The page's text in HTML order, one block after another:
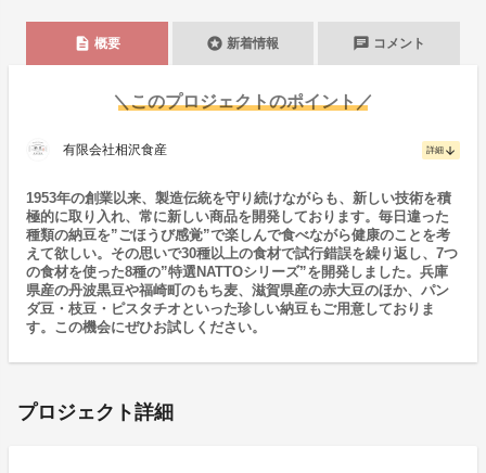
description 概要 stars 新着情報 chat コメント
＼このプロジェクトのポイント／
有限会社相沢食産 詳細 arrow_downward
1953年の創業以来、製造伝統を守り続けながらも、新しい技術を積
極的に取り入れ、常に新しい商品を開発しております。毎日違った
種類の納豆を”ごほうび感覚”で楽しんで食べながら健康のことを考
えて欲しい。その思いで30種以上の食材で試行錯誤を繰り返し、7つ
の食材を使った8種の”特選NATTOシリーズ”を開発しました。兵庫
県産の丹波黒豆や福崎町のもち麦、滋賀県産の赤大豆のほか、パン
ダ豆・枝豆・ピスタチオといった珍しい納豆もご用意しておりま
す。この機会にぜひお試しください。
プロジェクト詳細